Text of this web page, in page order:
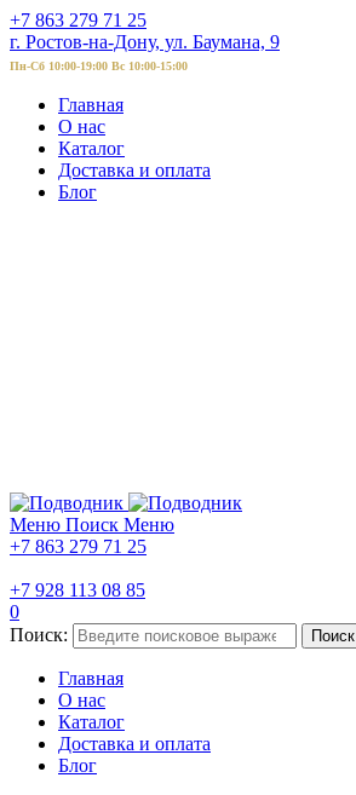
+7 863 279 71 25
г. Ростов-на-Дону, ул. Баумана, 9
Пн-Сб 10:00-19:00 Вс 10:00-15:00
Главная
О нас
Каталог
Доставка и оплата
Блог
Меню Поиск Меню
+7 863 279 71 25
+7 928 113 08 85
0
Поиск:
Поиск
Главная
О нас
Каталог
Доставка и оплата
Блог